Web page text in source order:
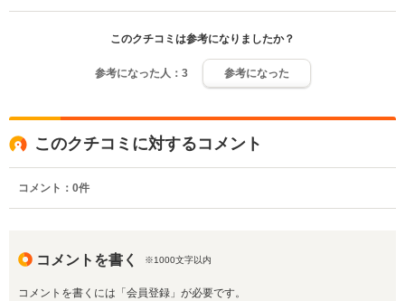
このクチコミは参考になりましたか？
参考になった人： 3 参考になった
このクチコミに対するコメント
コメント： 0件
コメントを書く ※1000文字以内
コメントを書くには「会員登録」が必要です。